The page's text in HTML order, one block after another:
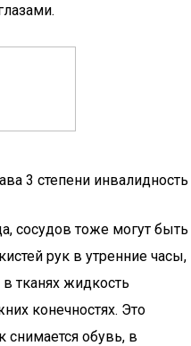
3 степени инвалидность
сосудов тоже могут быть
рук в утренние часы,
тканях жидкость
конечностях. Это
снимается обувь, в